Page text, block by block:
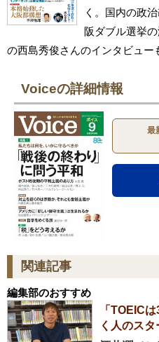
く。国内の政
阪ダブル選挙
の西島秀俊さんのインタビュー
Voiceの詳細情報
最
関連記事
編集部のおすすめ
「TOEIC
く人のス